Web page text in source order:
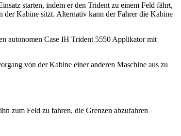
starten, indem er den Trident zu einem Feld fährt,
Kabine sitzt. Alternativ kann der Fahrer die Kabine
autonomen Case IH Trident 5550 Applikator mit
von der Kabine einer anderen Maschine aus zu
zum Feld zu fahren, die Grenzen abzufahren